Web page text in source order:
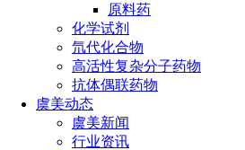
原料药
化学试剂
氘代化合物
高活性复杂分子药物
抗体偶联药物
虞美动态
虞美新闻
行业资讯